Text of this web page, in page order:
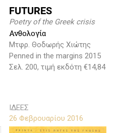
FUTURES
Poetry of the Greek crisis
Ανθολογία
Μτφρ. Θοδωρής Χιώτης
Penned in the margins 2015
Σελ. 200, τιμή εκδότη €14,84
ΙΔΕΕΣ
26 Φεβρουαρίου 2016